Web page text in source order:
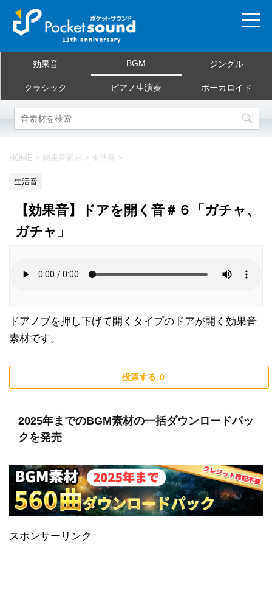
当サイトについて
ご利用規約
お問合せ
効果音 BGM ジングル
クラシック ピアノ生演奏 ボーカロイド
HOME > 効果音素材 > 生活音 >
生活音
【効果音】ドアを開く音＃６「ガチャ、
ガチャ」
ドアノブを押し下げて開くタイプのドアが開く効果音
素材です。
投票する 0
2025年までのBGM素材の一括ダウンロードパッ
クを発売
スポンサーリンク